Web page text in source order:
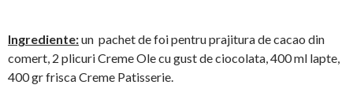
Ingrediente:un pachet de foi pentru prajitura de cacao din
comert, 2 plicuri Creme Ole cu gust de ciocolata, 400 ml lapte,
400 gr frisca Creme Patisserie.